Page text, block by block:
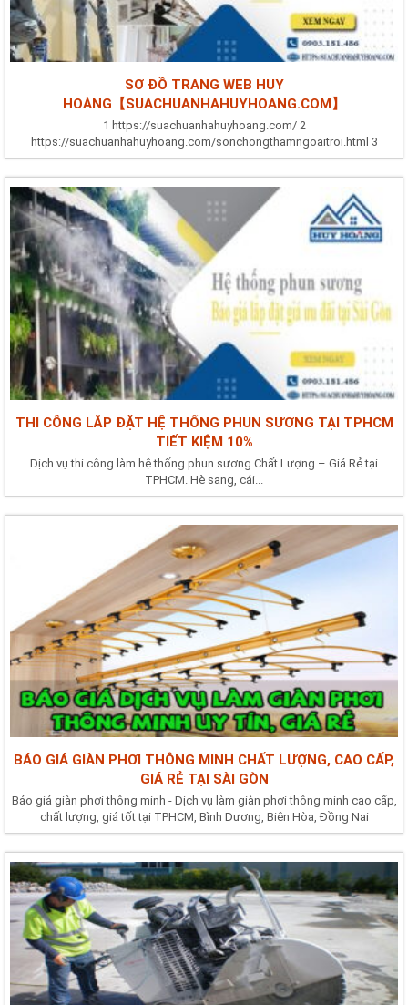
SƠ ĐỒ TRANG WEB HUY
HOÀNG【SUACHUANHAHUYHOANG.COM】
1 https://suachuanhahuyhoang.com/ 2
https://suachuanhahuyhoang.com/sonchongthamngoaitroi.html 3
https://suachuanhahuyhoang.com/nhungdieukiengkykhisuanha.html 4
https://suachuanhahuyhoang.com/
5
https://suachuanhahuyhoang.com/
6 https://suachuanhahuyhoang.com/sonnaototnhat.html 7
https://suachuanhahuyhoang.com/nguyentacvaquytrinhsonchongtham.html
8 https://suachuanhahuyhoang.com/menhthuyhopmaugi.html 9
https://suachuanhahuyhoang.com/menhkimhopmaugi.html 10...
THI CÔNG LẮP ĐẶT HỆ THỐNG PHUN SƯƠNG TẠI TPHCM
TIẾT KIỆM 10%
Dịch vụ thi công làm hệ thống phun sương Chất Lượng – Giá Rẻ tại
TPHCM. Hè sang, cái...
BÁO GIÁ GIÀN PHƠI THÔNG MINH CHẤT LƯỢNG, CAO CẤP,
GIÁ RẺ TẠI SÀI GÒN
Báo giá giàn phơi thông minh - Dịch vụ làm giàn phơi thông minh cao cấp,
chất lượng, giá tốt tại TPHCM, Bình Dương, Biên Hòa, Đồng Nai